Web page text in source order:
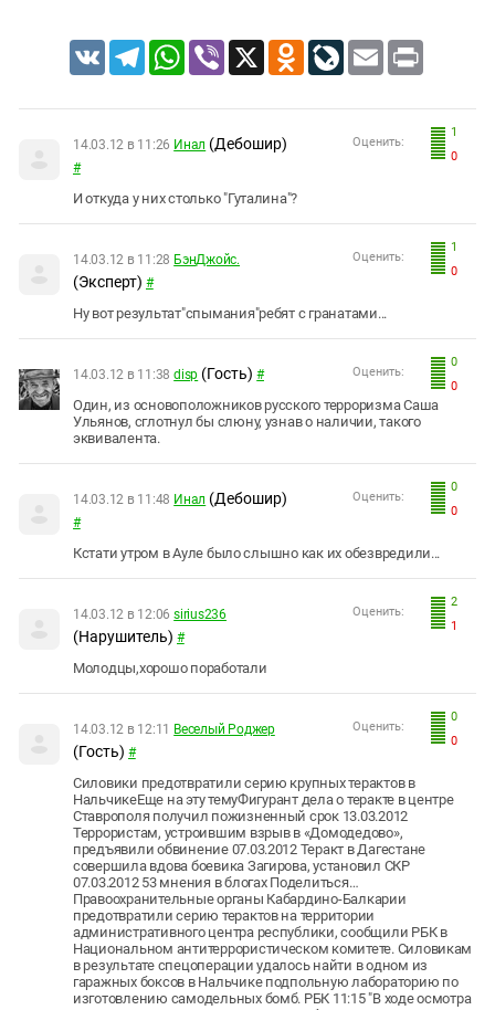
VK TelegramWhatsApp
Viber X Odnoklassniki
LiveJournal
Email Print
1
0
Оценить:
14.03.12 в 11:26 Инал (Дебошир)
#
И откуда у них столько "Гуталина"?
1
0
Оценить:
14.03.12 в 11:28 БэнДжойс.
(Эксперт) #
Ну вот результат"спымания"ребят с гранатами...
0
0
Оценить:
14.03.12 в 11:38 disр (Гость) #
Один, из основоположников русского терроризма Саша
Ульянов, сглотнул бы слюну, узнав о наличии, такого
эквивалента.
0
0
Оценить:
14.03.12 в 11:48 Инал (Дебошир)
#
Кстати утром в Ауле было слышно как их обезвредили...
2
1
Оценить:
14.03.12 в 12:06 sirius236
(Нарушитель) #
Молодцы,хорошо поработали
0
0
Оценить:
14.03.12 в 12:11 Веселый Роджер
(Гость) #
Силовики предотвратили серию крупных терактов в
НальчикеЕще на эту темуФигурант дела о теракте в центре
Ставрополя получил пожизненный срок 13.03.2012
Террористам, устроившим взрыв в «Домодедово»,
предъявили обвинение 07.03.2012 Теракт в Дагестане
совершила вдова боевика Загирова, установил СКР
07.03.2012 53 мнения в блогах Поделиться…
Правоохранительные органы Кабардино-Балкарии
предотвратили серию терактов на территории
административного центра республики, сообщили РБК в
Национальном антитеррористическом комитете. Силовикам
в результате спецоперации удалось найти в одном из
гаражных боксов в Нальчике подпольную лабораторию по
изготовлению самодельных бомб. РБК 11:15 "В ходе осмотра